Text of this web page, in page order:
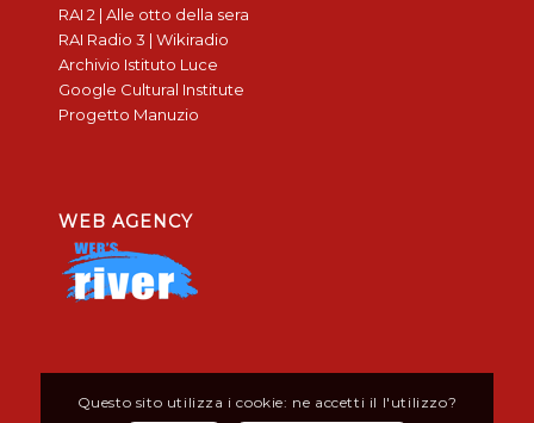
RAI 2 | Alle otto della sera
RAI Radio 3 | Wikiradio
Archivio Istituto Luce
Google Cultural Institute
Progetto Manuzio
WEB AGENCY
Questo sito utilizza i cookie: ne accetti il l'utilizzo?